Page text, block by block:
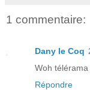
1 commentaire:
Dany le Coq
Woh
Répondre